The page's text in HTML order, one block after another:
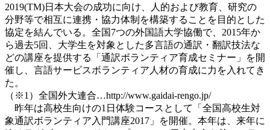
2019(TM)日本大会の成功に向け、人的および教育、研究の
分野等で相互に連携・協力体制を構築することを目的とした
協定を結んでいる。全国7つの外国語大学協働で、2015年か
ら過去5回、大学生を対象とした多言語の通訳・翻訳技法な
どの講座を提供する「通訳ボランティア育成セミナー」を開
催し、言語サービスボランティア人材の育成に力を入れてき
た。
（※1）全国外大連合…http://www.gaidai-rengo.jp/
昨年は高校生向けの1日体験コースとして「全国高校生対
象通訳ボランティア入門講座2017」を開催。本年は、来年に